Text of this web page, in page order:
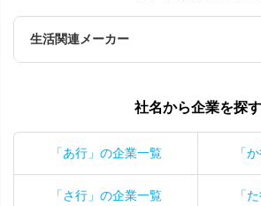
生活関連メーカー
社名から企業を探す
「あ行」の企業一覧 「
「さ行」の企業一覧 「